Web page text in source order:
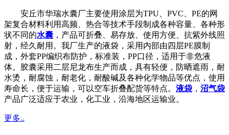
安丘市华瑞水囊厂主要使用涂层为TPU、PVC、PE的网
架复合材料利用高频、热合等技术手段制成各种容量、各种形
状不同的水囊 ，产品可折叠、易存放、使用方便、抗紫外线照
射，经久耐用。我厂生产的液袋，采用内部由四层PE膜制
成，外套PP编织布防护，标准装，PP口径，适用于非危液
体。胶囊采用二层尼龙布生产而成，具有轻便，防晒遮雨，耐
水烫，耐腐蚀，耐老化，耐酸碱及各种化学物品等优点，使用
寿命长，便于运输，可以空车折叠配货等特点。 液袋 ， 沼气袋
产品广泛适应于农业，化工业，沿海地区运输业。
更多..